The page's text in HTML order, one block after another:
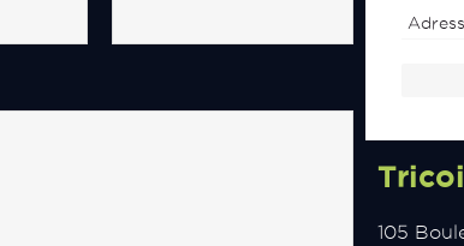
105